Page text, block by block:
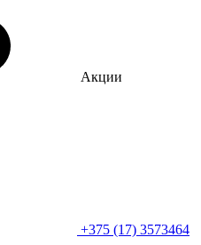
Акции
+375 (17) 3573464